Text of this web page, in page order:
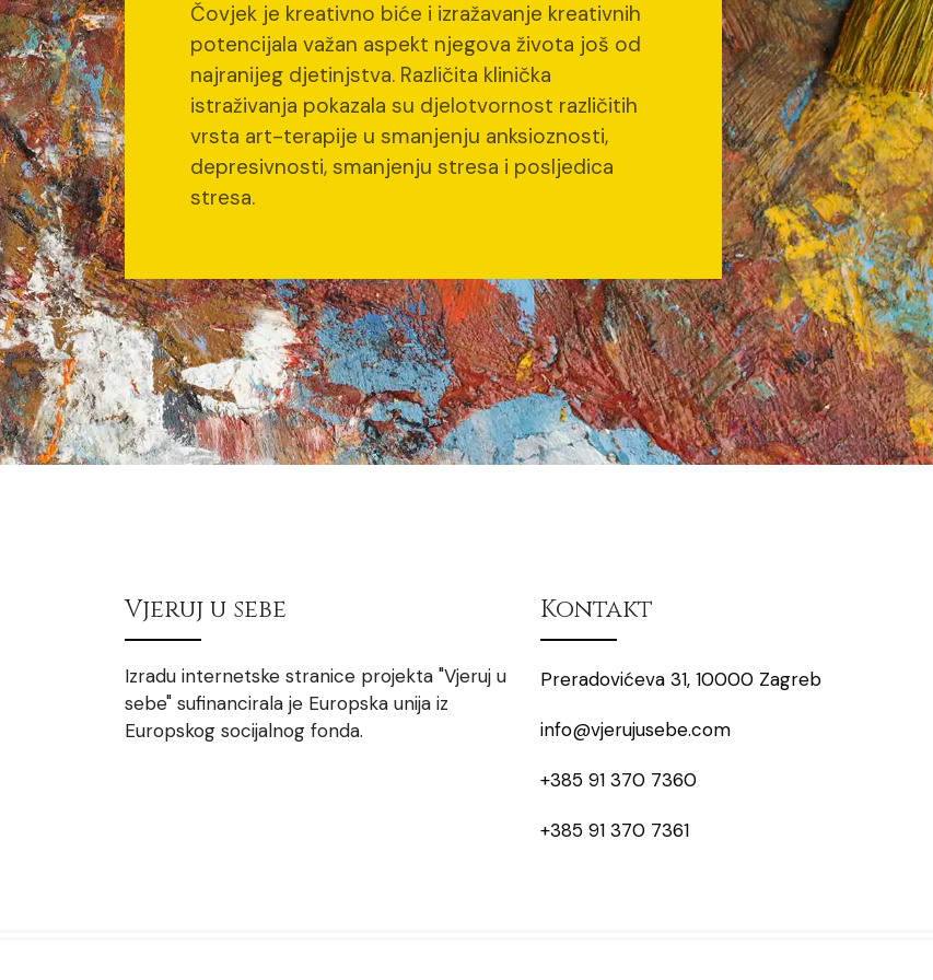
Čovjek je kreativno biće i izražavanje kreativnih
potencijala važan aspekt njegova života još od
najranijeg djetinjstva. Različita klinička
istraživanja pokazala su djelotvornost različitih
vrsta art-terapije u smanjenju anksioznosti,
depresivnosti, smanjenju stresa i posljedica
stresa.
Vjeruj u sebe
Izradu internetske stranice projekta "Vjeruj u
sebe" sufinancirala je Europska unija iz
Europskog socijalnog fonda.
Kontakt
Preradovićeva 31, 10000 Zagreb
info@vjerujusebe.com
+385 91 370 7360
+385 91 370 7361